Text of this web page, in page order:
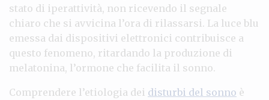
stato di iperattività, non ricevendo il segnale
chiaro che si avvicina l’ora di rilassarsi. La luce blu
emessa dai dispositivi elettronici contribuisce a
questo fenomeno, ritardando la produzione di
melatonina, l’ormone che facilita il sonno.
Comprendere l’etiologia dei disturbi del sonno è